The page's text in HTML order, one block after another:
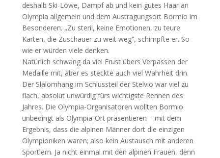
deshalb Ski-Löwe, Dampf ab und kein gutes Haar an
Olympia allgemein und dem Austragungsort Bormio im
Besonderen. „Zu steril, keine Emotionen, zu teure
Karten, die Zuschauer zu weit weg“, schimpfte er. So
wie er würden viele denken.
Natürlich schwang da viel Frust übers Verpassen der
Medaille mit, aber es steckte auch viel Wahrheit drin.
Der Slalomhang im Schlussteil der Stelvio war viel zu
flach, absolut unwürdig fürs wichtigste Rennen des
Jahres. Die Olympia-Organisatoren wollten Bormio
unbedingt als Olympia-Ort präsentieren – mit dem
Ergebnis, dass die alpinen Männer dort die einzigen
Olympioniken waren; also kein Austausch mit anderen
Sportlern. Ja nicht einmal mit den alpinen Frauen, denn